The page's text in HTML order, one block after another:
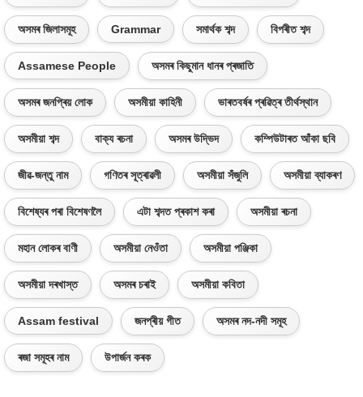
অসমৰ জিলাসমূহ Grammar সমাৰ্থক শব্দ বিপৰীত শব্দ
Assamese People অসমৰ কিছুমান ধানৰ প্ৰজাতি
অসমৰ জনপ্ৰিয় লোক অসমীয়া কাহিনী ভাৰতবৰ্ষৰ প্ৰৱিত্ৰ তীৰ্থস্থান
অসমীয়া শব্দ বাক্য ৰচনা অসমৰ উদ্ভিদ কম্পিউটাৰত আঁকা ছবি
জীৱ-জন্তু নাম গণিতৰ সূত্ৰাৱলী অসমীয়া সঁজুলি অসমীয়া ব্যাকৰণ
বিশেষ্যৰ পৰা বিশেষণলৈ এটা শব্দত প্ৰকাশ কৰা অসমীয়া ৰচনা
মহান লোকৰ বাণী অসমীয়া নেওঁতা অসমীয়া পঞ্জিকা
অসমীয়া দৰখাস্ত অসমৰ চৰাই অসমীয়া কবিতা
Assam festival জনপ্ৰীয় গীত অসমৰ নদ-নদী সমূহ
ৰজা সমূহৰ নাম উপাৰ্জন কৰক